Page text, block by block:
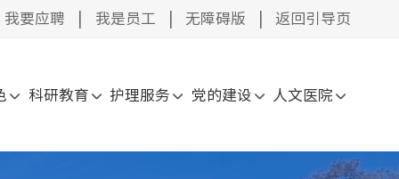
我要应聘 我是员工 无障碍版 返回引导页
科研教育 护理服务 党的建设 人文医院